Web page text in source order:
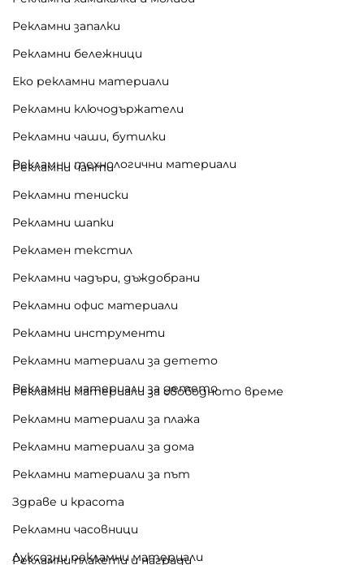
Рекламни запалки
Рекламни бележници
Еко рекламни материали
Рекламни ключодържатели
Рекламни чаши, бутилки
Рекламни технологични материали
Рекламни чанти
Рекламни тениски
Рекламни шапки
Рекламен текстил
Рекламни чадъри, дъждобрани
Рекламни офис материали
Рекламни инструменти
Рекламни материали за детето
Рекламни материали за детето
Рекламни материали за свободното време
Рекламни материали за плажа
Рекламни материали за дома
Рекламни материали за път
Здраве и красота
Рекламни часовници
Луксозни рекламни материали
Рекламни плакети и награди